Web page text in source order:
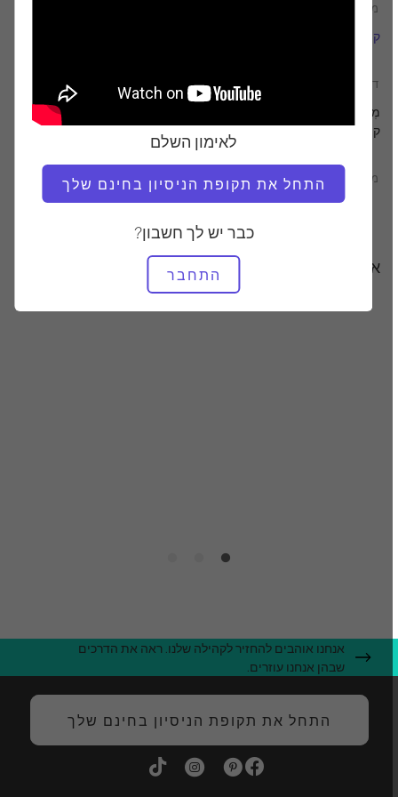
לאימון השלם
התחל את תקופת הניסיון בחינם שלך
כבר יש לך חשבון?
התחבר
מוֹרֶה
קתי רוס נאש
דרוש ציוד
מְתַקֵן
קפיצה
מצא שיעורים דומים עבור
מִתקַדֵם
60+ דקות מְתַקֵן קפיצה
אימונים אחרים שאולי תאהבו
אנחנו אוהבים להחזיר לקהילה שלנו. ראה את הדרכים
שבהן אנחנו עוזרים.
התחל את תקופת הניסיון בחינם שלך